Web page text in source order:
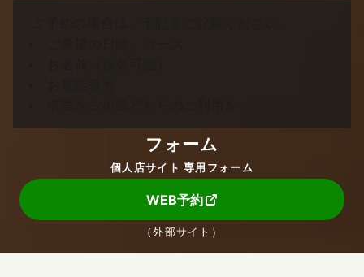
フォーム
個人店サイト 専用フォーム
WEB予約
（外部サイト）